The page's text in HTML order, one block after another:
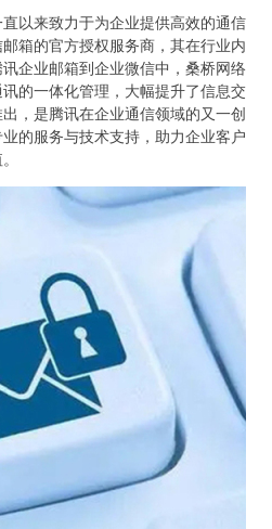
以来致力于为企业提供高效的通信
箱的官方授权服务商，其在行业内
企业邮箱到企业微信中，桑桥网络
的一体化管理，大幅提升了信息交
，是腾讯在企业通信领域的又一创
的服务与技术支持，助力企业客户